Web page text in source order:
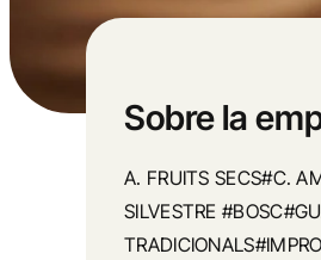
Sobre la
A. FRUITS SECS#C.
SILVESTRE